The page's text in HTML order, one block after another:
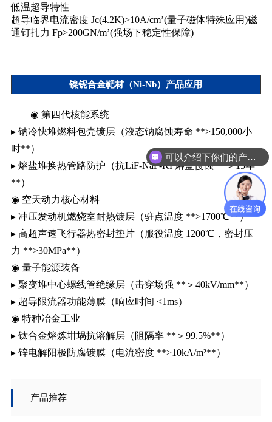
低温超导特性
超导临界电流密度 Jc(4.2K)>10A/cm’(量子磁体特殊应用)磁
通钉扎力 Fp>200GN/m’(强场下稳定性保障)
镍铌合金靶材（Ni-Nb）产品应用
◉ ​第四代核能系统​
▸ 钠冷快堆燃料包壳镀层（液态钠腐蚀寿命 ​**>150,000小
时**）
▸ 熔盐堆换热管路防护（抗LiF-NaF-KF熔盐侵蚀 ​**＞15年
**）
◉ ​空天动力核心材料​
▸ 冲压发动机燃烧室耐热镀层（驻点温度 ​**>1700℃​**）
▸ 高超声速飞行器热密封垫片（服役温度 ​1200℃​，密封压
力 ​**>30MPa**）
◉ ​量子能源装备​
▸ 聚变堆中心螺线管绝缘层（击穿场强 ​**＞40kV/mm**）
▸ 超导限流器功能薄膜（响应时间 ​​<1ms）
◉ ​特种冶金工业​
▸ 钛合金熔炼坩埚抗溶解层（阻隔率 ​**＞99.5%​**）
▸ 锌电解阳极防腐镀膜（电流密度 ​**>10kA/m²**）
产品推荐
你们是怎么收费的呢？